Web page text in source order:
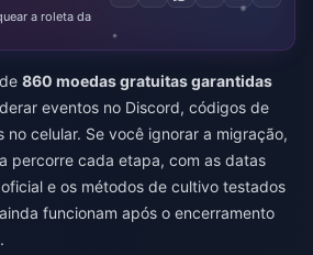
a roleta da
860 moedas gratuitas garantidas
eventos no Discord, códigos de
no celular. Se você ignorar a migração,
percorre cada etapa, com as datas
e os métodos de cultivo testados
funcionam após o encerramento